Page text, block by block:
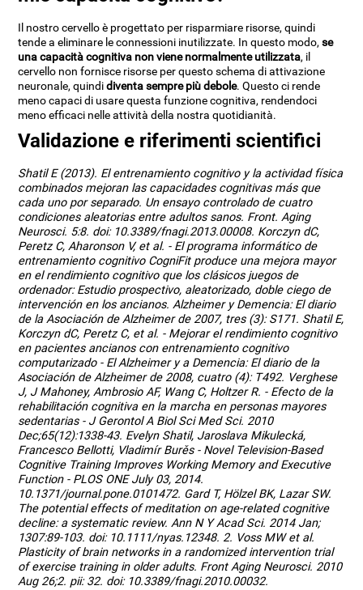
Il nostro cervello è progettato per risparmiare risorse, quindi
tende a eliminare le connessioni inutilizzate. In questo modo,se
una capacità cognitiva non viene normalmente utilizzata, il
cervello non fornisce risorse per questo schema di attivazione
neuronale, quindidiventa sempre più debole. Questo ci rende
meno capaci di usare questa funzione cognitiva, rendendoci
meno efficaci nelle attività della nostra quotidianità.
Validazione e riferimenti scientifici
Shatil E (2013). El entrenamiento cognitivo y la actividad física
combinados mejoran las capacidades cognitivas más que
cada uno por separado. Un ensayo controlado de cuatro
condiciones aleatorias entre adultos sanos. Front. Aging
Neurosci. 5:8. doi: 10.3389/fnagi.2013.00008. Korczyn dC,
Peretz C, Aharonson V, et al. - El programa informático de
entrenamiento cognitivo CogniFit produce una mejora mayor
en el rendimiento cognitivo que los clásicos juegos de
ordenador: Estudio prospectivo, aleatorizado, doble ciego de
intervención en los ancianos. Alzheimer y Demencia: El diario
de la Asociación de Alzheimer de 2007, tres (3): S171. Shatil E,
Korczyn dC, Peretz C, et al. - Mejorar el rendimiento cognitivo
en pacientes ancianos con entrenamiento cognitivo
computarizado - El Alzheimer y a Demencia: El diario de la
Asociación de Alzheimer de 2008, cuatro (4): T492. Verghese
J, J Mahoney, Ambrosio AF, Wang C, Holtzer R. - Efecto de la
rehabilitación cognitiva en la marcha en personas mayores
sedentarias - J Gerontol A Biol Sci Med Sci. 2010
Dec;65(12):1338-43. Evelyn Shatil, Jaroslava Mikulecká,
Francesco Bellotti, Vladimír Burěs - Novel Television-Based
Cognitive Training Improves Working Memory and Executive
Function - PLOS ONE July 03, 2014.
10.1371/journal.pone.0101472. Gard T, Hölzel BK, Lazar SW.
The potential effects of meditation on age-related cognitive
decline: a systematic review. Ann N Y Acad Sci. 2014 Jan;
1307:89-103. doi: 10.1111/nyas.12348. 2. Voss MW et al.
Plasticity of brain networks in a randomized intervention trial
of exercise training in older adults. Front Aging Neurosci. 2010
Aug 26;2. pii: 32. doi: 10.3389/fnagi.2010.00032.